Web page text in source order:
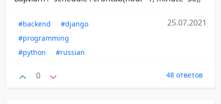
#backend
#django
#programming
#python
#russian
25.07.2021
0 48 ответов